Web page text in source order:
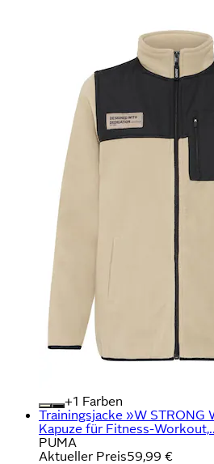
+
Farben
Trainingsjacke »W STRONG
Kapuze für Fitness-
PUMA
Aktueller Preis59,99 €